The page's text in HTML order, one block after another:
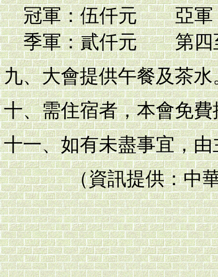
冠軍：伍仟元 亞軍
季軍：貳仟元 第四
九、大會提供午餐及茶水
十、需住宿者，本會免費
十一、如有未盡事宜，
（資訊提供：中